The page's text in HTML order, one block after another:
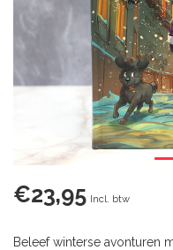
€23,95 Incl. btw
Beleef winterse avonturen